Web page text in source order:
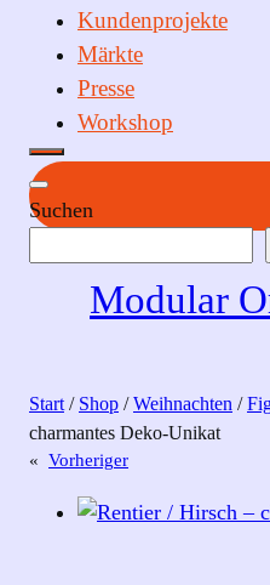
Kundenprojekte
Märkte
Presse
Workshop
Suchen
Modular
Start/ Shop /Weihnachten /
charmantes Deko‑Unikat
« Vorheriger